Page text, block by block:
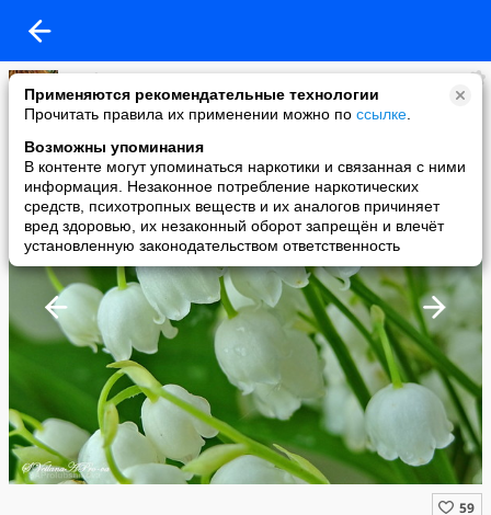
Применяются рекомендательные технологии
Прочитать правила их применении можно по ссылке
Возможны упоминания
В контенте могут упоминаться наркотики и связанная с ними
информация. Незаконное потребление наркотических
средств, психотропных веществ и их аналогов причиняет
вред здоровью, их незаконный оборот запрещён и влечёт
установленную законодательством ответственность
Svetl@n@
added a photo
23 Jun в 14:09